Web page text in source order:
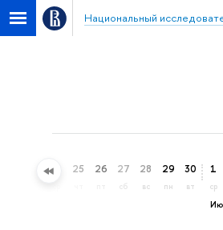
Национальный
24 25 26 27
сб
28
вс
29
пн
30
вт
1
ср